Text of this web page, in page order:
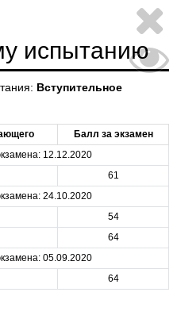
испытанию
Вступительное
Балл за экзамен
12.12.2020
61
24.10.2020
54
64
05.09.2020
64